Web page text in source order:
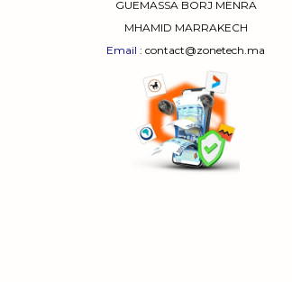
GUEMASSA BORJ MENRA
MHAMID MARRAKECH
Email : contact@zonetech.ma